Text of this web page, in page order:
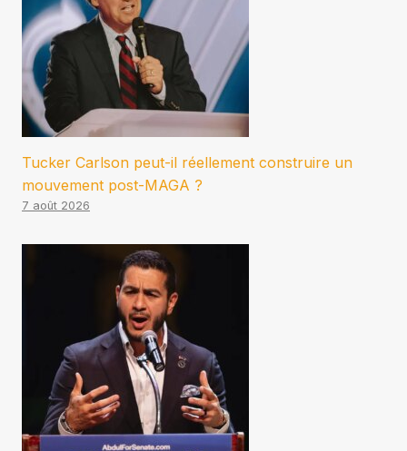
Tucker Carlson peut-il réellement construire un
mouvement post-MAGA ?
7 août 2026